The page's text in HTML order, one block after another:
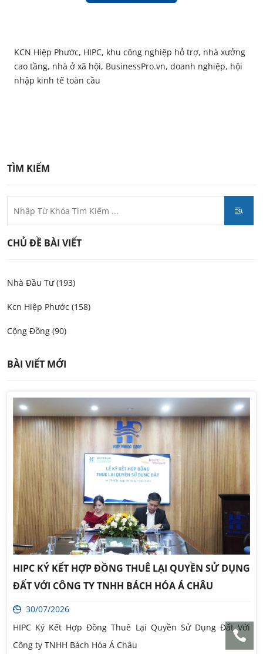
TÌM KIẾM
CHỦ ĐỀ BÀI VIẾT
Nhà Đầu Tư (193)
Kcn Hiệp Phước (158)
Cộng Đồng (90)
BÀI VIẾT MỚI
HIPC KÝ KẾT HỢP ĐỒNG THUÊ LẠI QUYỀN SỬ DỤNG
ĐẤT VỚI CÔNG TY TNHH BÁCH HÓA Á CHÂU
30/07/2026
HIPC Ký Kết Hợp Đồng Thuê Lại Quyền Sử Dụng Đất Với
Công ty TNHH Bách Hóa Á Châu
KCN Hiệp Phước, HIPC, khu công nghiệp hỗ trợ, nhà xưởng
cao tầng, nhà ở xã hội, BusinessPro.vn, doanh nghiệp, hội
nhập kinh tế toàn cầu